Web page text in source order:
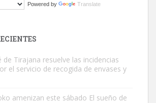
va a llevar a Los Gatos callejeros de la zona los
Powered by Translate
Tirajana resuelve las incidencias
el servicio de recogida de envases y
amenizan este sábado El sueño de